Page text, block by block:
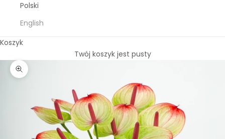
Polski
English
Koszyk
Twój koszyk jest pusty
Przybliż